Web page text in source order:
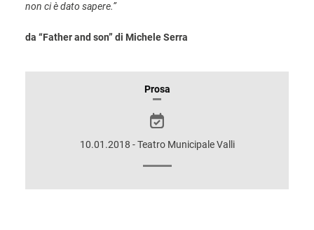
non ci è dato sapere.”
da “Father and son” di Michele Serra
INFORMAZIONIProsa
10.01.2018 - Teatro Municipale Valli